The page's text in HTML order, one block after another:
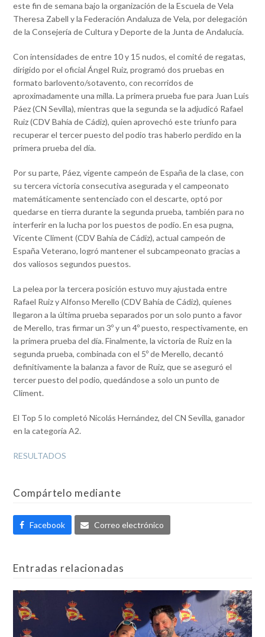
este fin de semana bajo la organización de la Escuela de Vela
Theresa Zabell y la Federación Andaluza de Vela, por delegación
de la Consejería de Cultura y Deporte de la Junta de Andalucía.
Con intensidades de entre 10 y 15 nudos, el comité de regatas,
dirigido por el oficial Ángel Ruiz, programó dos pruebas en
formato barlovento/sotavento, con recorridos de
aproximadamente una milla. La primera prueba fue para Juan Luis
Páez (CN Sevilla), mientras que la segunda se la adjudicó Rafael
Ruiz (CDV Bahía de Cádiz), quien aprovechó este triunfo para
recuperar el tercer puesto del podio tras haberlo perdido en la
primera prueba del día.
Por su parte, Páez, vigente campeón de España de la clase, con
su tercera victoria consecutiva asegurada y el campeonato
matemáticamente sentenciado con el descarte, optó por
quedarse en tierra durante la segunda prueba, también para no
interferir en la lucha por los puestos de podio. En esa pugna,
Vicente Climent (CDV Bahía de Cádiz), actual campeón de
España Veterano, logró mantener el subcampeonato gracias a
dos valiosos segundos puestos.
La pelea por la tercera posición estuvo muy ajustada entre
Rafael Ruiz y Alfonso Merello (CDV Bahía de Cádiz), quienes
llegaron a la última prueba separados por un solo punto a favor
de Merello, tras firmar un 3º y un 4º puesto, respectivamente, en
la primera prueba del día. Finalmente, la victoria de Ruiz en la
segunda prueba, combinada con el 5º de Merello, decantó
definitivamente la balanza a favor de Ruiz, que se aseguró el
tercer puesto del podio, quedándose a solo un punto de
Climent.
El Top 5 lo completó Nicolás Hernández, del CN Sevilla, ganador
en la categoría A2.
RESULTADOS
Compártelo mediante
Facebook Correo electrónico
Entradas relacionadas